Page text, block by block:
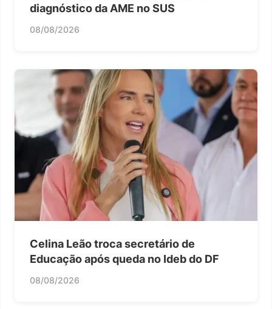
diagnóstico da AME no SUS
08/08/2026
Celina Leão troca secretário de
Educação após queda no Ideb do DF
08/08/2026